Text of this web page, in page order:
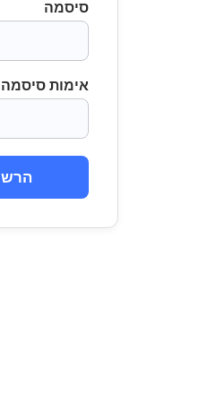
סיסמה
אימות סיסמה
הרשמה